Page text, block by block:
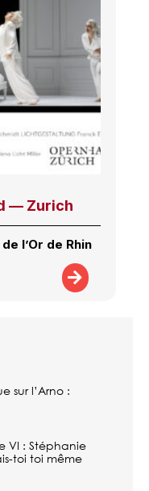
— Zurich
l’Or de Rhin
sur l’Arno :
VI : Stéphanie
toi toi même